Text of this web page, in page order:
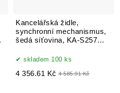
Kancelářská židle,
synchronní mechanismus,
šedá síťovina, KA-S257
skladem 100 ks
4 356.61 Kč 4 585.91 Kč